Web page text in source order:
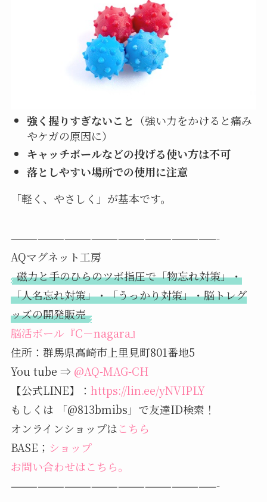
強く握りすぎないこと （強い力をかけると痛み
やケガの原因に）
キャッチボールなどの投げる使い方は不可
落としやすい場所での使用に注意
「軽く、やさしく」が基本です。
———————————————————————-
AQマグネット工房
磁力と手のひらのツボ指圧で「物忘れ対策」・
「人名忘れ対策」・「うっかり対策」・脳トレグ
ッズの開発販売
脳活ボール『C－nagara』
住所：群馬県高崎市上里見町801番地5
You tube ⇒ @AQ-MAG-CH
【公式LINE】： https://lin.ee/yNVIPLY
もしくは 「@813bmibs」で友達ID検索！
オンラインショップはこちら
BASE； ショップ
お問い合わせはこちら。
———————————————————————-